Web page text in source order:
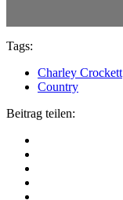
Tags:
Charley Crockett
Country
Beitrag teilen: